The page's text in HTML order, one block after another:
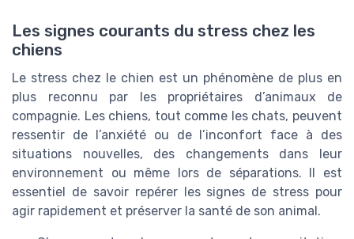
Les signes courants du stress chez les
chiens
Le stress chez le chien est un phénomène de plus en
plus reconnu par les propriétaires d’animaux de
compagnie. Les chiens, tout comme les chats, peuvent
ressentir de l’anxiété ou de l’inconfort face à des
situations nouvelles, des changements dans leur
environnement ou même lors de séparations. Il est
essentiel de savoir repérer les signes de stress pour
agir rapidement et préserver la santé de son animal.